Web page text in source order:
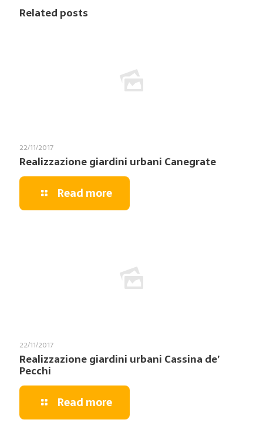
Related posts
22/11/2017
Realizzazione giardini urbani Canegrate
Read more
22/11/2017
Realizzazione giardini urbani Cassina de’
Pecchi
Read more